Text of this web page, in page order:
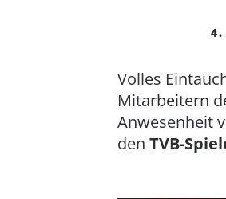
4.
Volles
Mitarbeitern
Anwesenheit
den TVB-